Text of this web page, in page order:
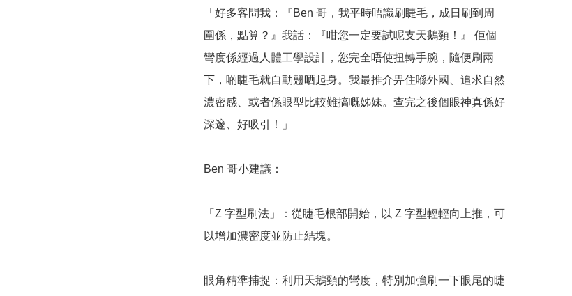
「好多客問我：『Ben 哥，我平時唔識刷睫毛，成日刷到周
圍係，點算？』我話：『咁您一定要試呢支天鵝頸！』 佢個
彎度係經過人體工學設計，您完全唔使扭轉手腕，隨便刷兩
下，啲睫毛就自動翹晒起身。我最推介畀住喺外國、追求自然
濃密感、或者係眼型比較難搞嘅姊妹。查完之後個眼神真係好
深邃、好吸引！」
Ben 哥小建議：
「Z 字型刷法」：從睫毛根部開始，以 Z 字型輕輕向上推，可
以增加濃密度並防止結塊。
眼角精準捕捉：利用天鵝頸的彎度，特別加強刷一下眼尾的睫